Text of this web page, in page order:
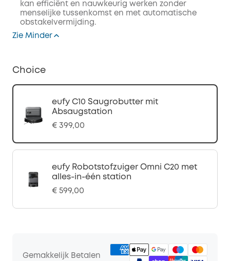
kan efficiënt en nauwkeurig werken zonder
menselijke tussenkomst en met automatische
obstakelvermijding.
Zie Minder
Choice
eufy C10 Saugrobutter mit
Absaugstation
€ 399,00
eufy Robotstofzuiger Omni C20 met
alles-in-één station
€ 599,00
Gemakkelijk Betalen